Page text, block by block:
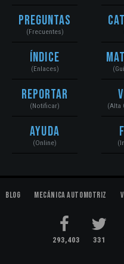
Preguntas
(Frecuentes)
Índice
(Enlaces)
Reportar
(Notificar)
Ayuda
(Online)
(Alta
Blog Mecánica Automotriz
293,403 331